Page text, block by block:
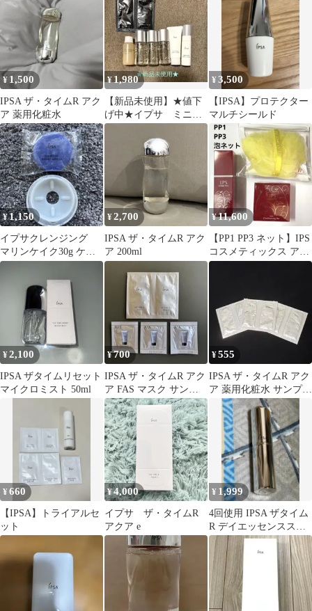
¥ 1,500
IPSA ザ・タイムR アク
ア 薬用化粧水
¥1,980
【新品未使用】★値下
げ中★イプサ ミニサ
イズ サンプル アクア
¥3,500
【IPSA】プロテクター
マルチシールド
¥1,150
イプサクレンジング
マリンケイク30g ケー
ス付き
¥2,700
IPSA ザ・タイムR アク
ア 200ml
¥11,600
【PP1 PP3 ネット】IPS
コスメティックス アイ
ピーエス美容液 石鹸
¥2,100
IPSA ザタイムリセット
マイクロミスト 50ml
¥700
IPSA ザ・タイムR アク
ア FAS マスク サンプ
ルセット
¥555
IPSA ザ・タイムR アク
ア 薬用化粧水 サンプル
6包
¥660
【IPSA】トライアルセ
ット
¥4,000
イプサ ザ・タイムR
アクア e
¥ 1,999
4回使用 IPSA ザタイム
R デイエッセンスステ
ィック 美容液